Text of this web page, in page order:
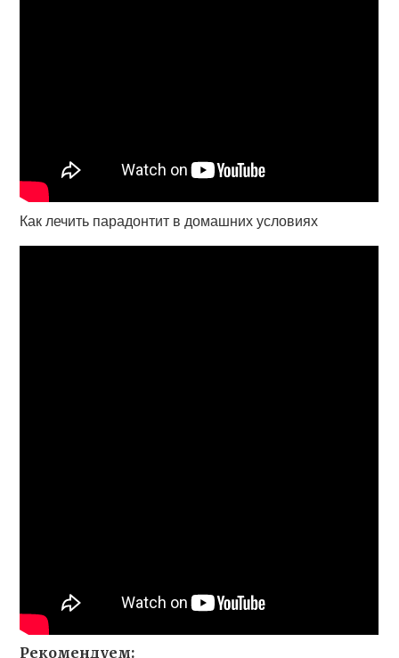
Как лечить парадонтит в домашних условиях
Рекомендуем: